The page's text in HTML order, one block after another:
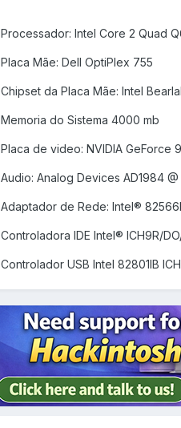
Processador: Intel Core 2 Quad
Placa Mãe: Dell OptiPlex 755
Chipset da Placa Mãe: Intel
Memoria do Sistema 4000 mb
Placa de video: NVIDIA GeForce
Audio: Analog Devices AD1984
Adaptador de Rede: Intel®
Controladora IDE Intel® ICH9R/
Controlador USB Intel 82801IB